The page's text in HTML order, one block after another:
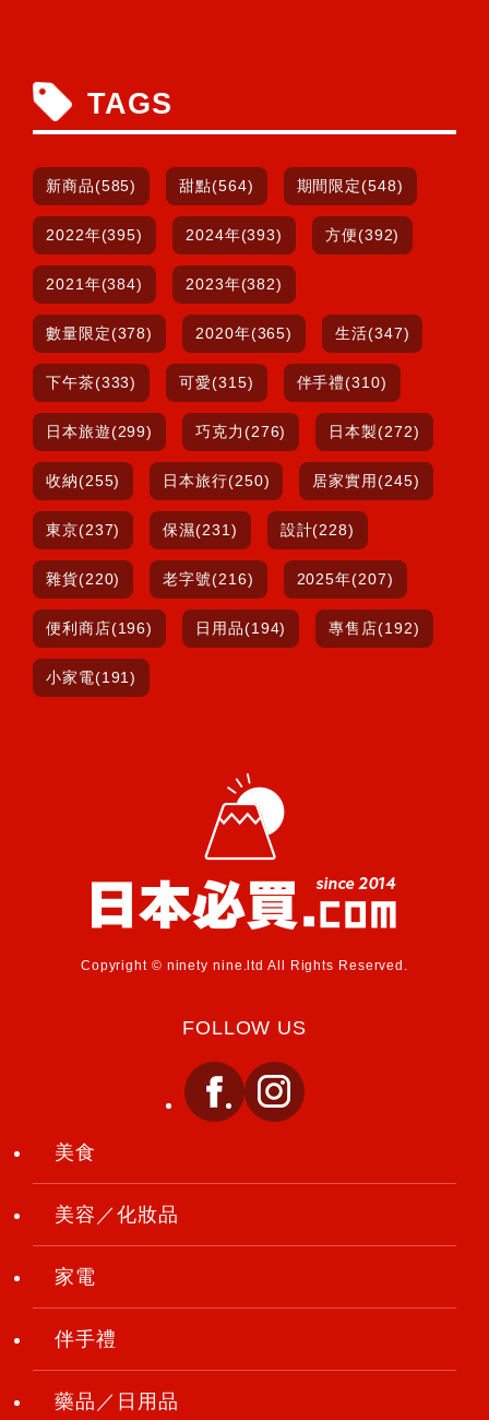
TAGS
新商品(585) 甜點(564) 期間限定(548)
2022年(395) 2024年(393) 方便(392)
2021年(384) 2023年(382)
數量限定(378) 2020年(365) 生活(347)
下午茶(333) 可愛(315) 伴手禮(310)
日本旅遊(299) 巧克力(276) 日本製(272)
收納(255) 日本旅行(250) 居家實用(245)
東京(237) 保濕(231) 設計(228)
雜貨(220) 老字號(216) 2025年(207)
便利商店(196) 日用品(194) 專售店(192)
小家電(191)
Copyright © ninety nine.ltd All Rights Reserved.
FOLLOW US
美食
美容／化妝品
家電
伴手禮
藥品／日用品